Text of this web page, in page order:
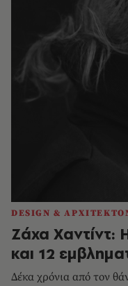
DESIGN &
Ζάχα Χαντίντ:
και 12
Δέκα χρόνια από τον